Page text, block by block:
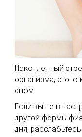
Накопленный
организма,
сном.
Если вы не в
другой формы
дня,